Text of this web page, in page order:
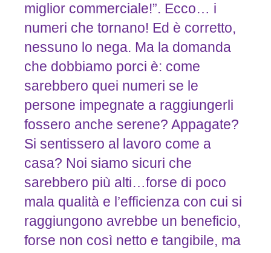
miglior commerciale!”. Ecco… i
numeri che tornano! Ed è corretto,
nessuno lo nega. Ma la domanda
che dobbiamo porci è: come
sarebbero quei numeri se le
persone impegnate a raggiungerli
fossero anche serene? Appagate?
Si sentissero al lavoro come a
casa? Noi siamo sicuri che
sarebbero più alti…forse di poco
mala qualità e l’efficienza con cui si
raggiungono avrebbe un beneficio,
forse non così netto e tangibile, ma